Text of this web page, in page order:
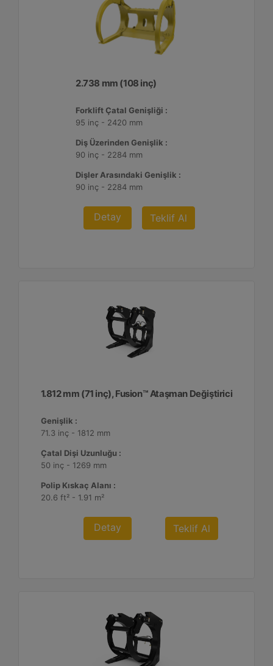
2.738 mm (108 inç)
Forklift Çatal Genişliği :
95 inç - 2420 mm
Diş Üzerinden Genişlik :
90 inç - 2284 mm
Dişler Arasındaki Genişlik :
90 inç - 2284 mm
Detay Teklif Al
1.812 mm (71 inç), Fusion™ Ataşman Değiştirici
Genişlik :
71.3 inç - 1812 mm
Çatal Dişi Uzunluğu :
50 inç - 1269 mm
Polip Kıskaç Alanı :
20.6 ft² - 1.91 m²
Detay Teklif Al